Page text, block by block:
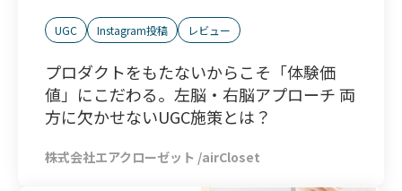
UGC Instagram投稿 レビュー
プロダクトをもたないからこそ「体験価
値」にこだわる。左脳・右脳アプローチ 両
方に欠かせないUGC施策とは？
株式会社エアクローゼット /airCloset